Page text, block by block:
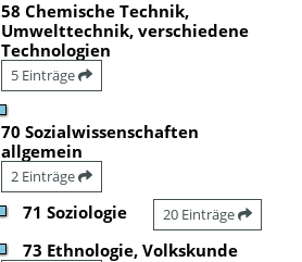
58 Chemische Technik,
Umwelttechnik, verschiedene
Technologien
5 Einträge
70 Sozialwissenschaften
allgemein
2 Einträge
71 Soziologie 20 Einträge
73 Ethnologie, Volkskunde